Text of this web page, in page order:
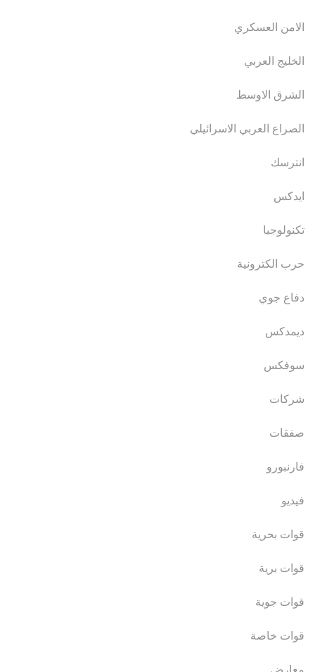
الامن العسكري
الخليج العربي
الشرق الاوسط
الصراع العربي الاسرائيلي
انترسك
ايدكس
تكنولوجيا
حرب الكترونية
دفاع جوي
ديمدكس
سوفكس
شركات
صفقات
فارنبورو
فيديو
قوات بحرية
قوات برية
قوات جوية
قوات خاصة
معارض